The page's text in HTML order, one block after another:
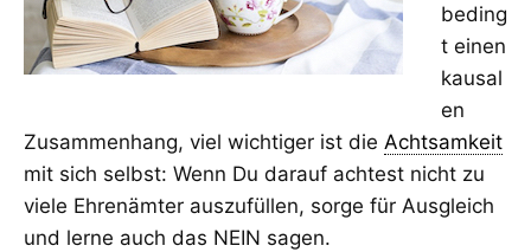
beding
t einen
kausal
en
Zusammenhang, viel wichtiger ist die Achtsamkeit
mit sich selbst: Wenn Du darauf achtest nicht zu
viele Ehrenämter auszufüllen, sorge für Ausgleich
und lerne auch das NEIN sagen.